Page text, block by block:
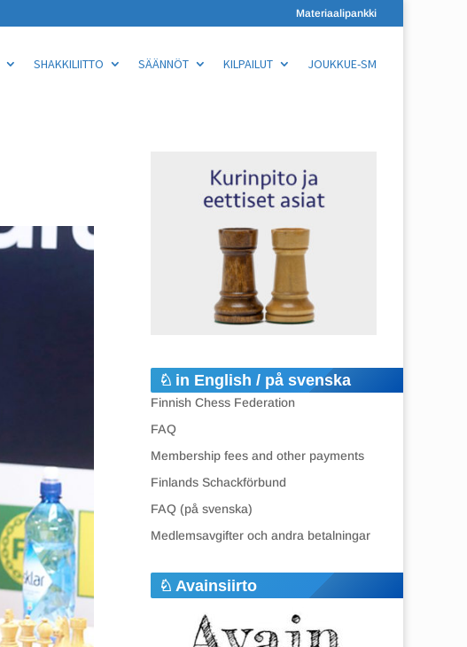
Materiaalipankki
SHAKKILIITTO SÄÄNNÖT KILPAILUT JOUKKUE-SM
in English / på svenska
Finnish Chess Federation
FAQ
Membership fees and other payments
Finlands Schackförbund
FAQ (på svenska)
Medlemsavgifter och andra betalningar
Avainsiirto